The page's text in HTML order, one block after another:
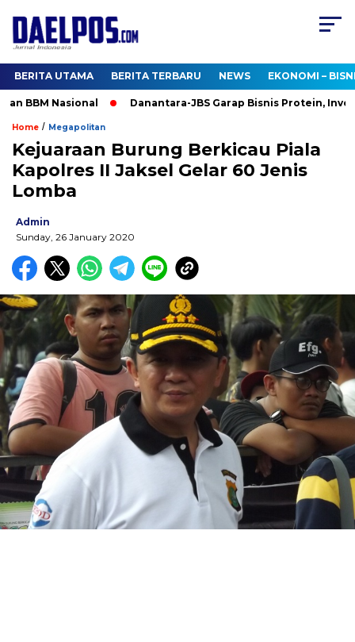
BERITA UTAMA BERITA TERBARU NEWS EKONOMI –
BBM Nasional Danantara-JBS Garap Bisnis Protein,
Home / Megapolitan
Kejuaraan Burung Berkicau Piala
Kapolres II Jaksel Gelar 60 Jenis
Lomba
Admin
Sunday, 26 January 2020